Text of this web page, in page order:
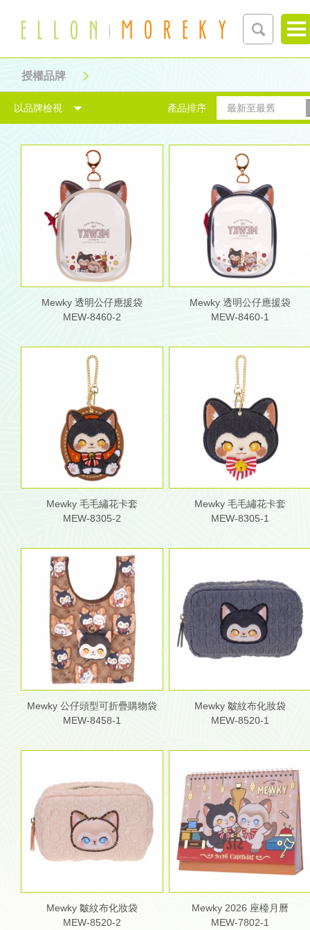
授權品牌
產品排序 最新至最舊
以品牌檢視
Mewky 透明公仔應援袋
MEW-8460-2
Mewky 透明公仔應援袋
MEW-8460-1
Mewky 毛毛繡花卡套
MEW-8305-2
Mewky 毛毛繡花卡套
MEW-8305-1
Mewky 公仔頭型可折疊購物袋
MEW-8458-1
Mewky 皺紋布化妝袋
MEW-8520-1
Mewky 皺紋布化妝袋
MEW-8520-2
Mewky 2026 座檯月曆
MEW-7802-1